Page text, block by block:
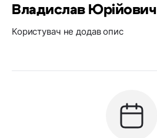
Владислав Юрійович
Користувач не додав опис